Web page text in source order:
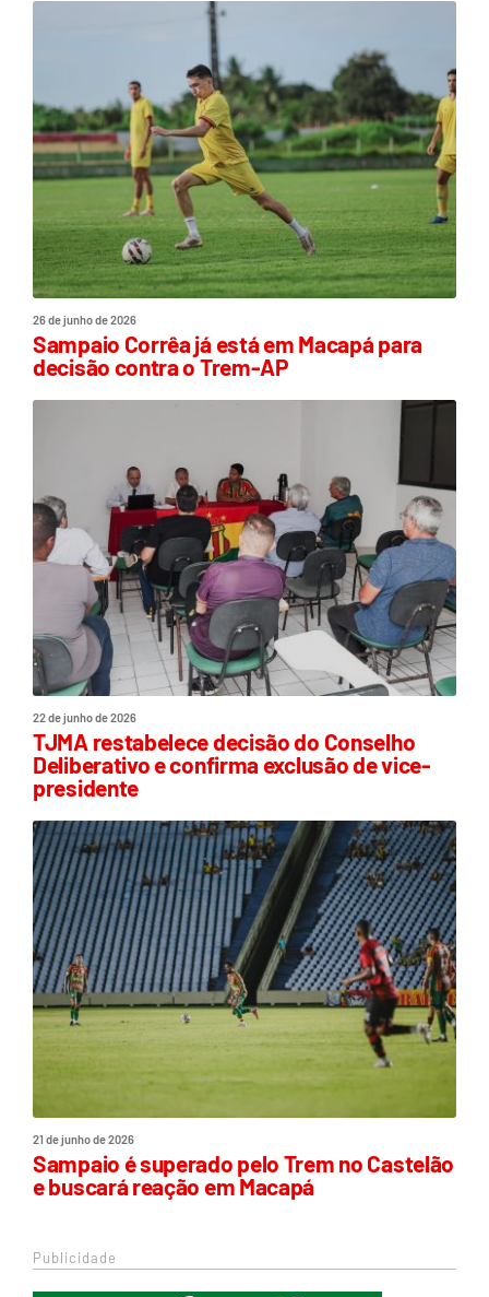
26 de junho de 2026
Sampaio Corrêa já está em Macapá para
decisão contra o Trem-AP
22 de junho de 2026
TJMA restabelece decisão do Conselho
Deliberativo e confirma exclusão de vice-
presidente
21 de junho de 2026
Sampaio é superado pelo Trem no Castelão
e buscará reação em Macapá
Publicidade